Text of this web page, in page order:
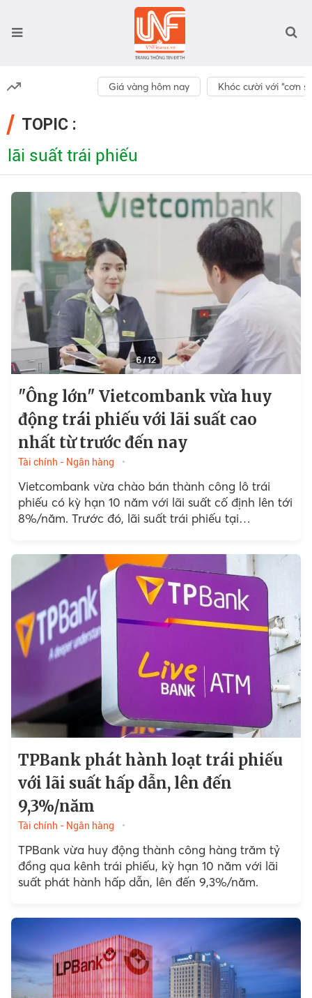
Giá vàng hôm nay Khóc cười với “cơn
TOPIC :
lãi suất trái phiếu
"Ông lớn" Vietcombank vừa huy
động trái phiếu với lãi suất cao
nhất từ trước đến nay
Tài chính - Ngân hàng
Vietcombank vừa chào bán thành công lô trái
phiếu có kỳ hạn 10 năm với lãi suất cố định lên tới
8%/năm. Trước đó, lãi suất trái phiếu tại
TPBank phát hành loạt trái phiếu
với lãi suất hấp dẫn, lên đến
9,3%/năm
Tài chính - Ngân hàng
TPBank vừa huy động thành công hàng trăm tỷ
đồng qua kênh trái phiếu, kỳ hạn 10 năm với lãi
suất phát hành hấp dẫn, lên đến 9,3%/năm.